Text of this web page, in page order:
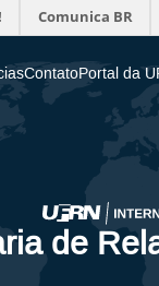
Comunica BR
ContatoPortal da
de